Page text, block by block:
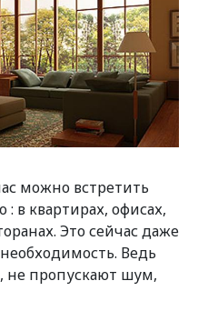
можно встретить
: в квартирах, офисах,
Это сейчас даже
Ведь
не пропускают шум,